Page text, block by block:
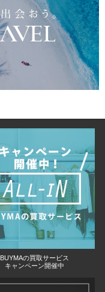
BUYMAの買取サービス
キャンペーン開催中